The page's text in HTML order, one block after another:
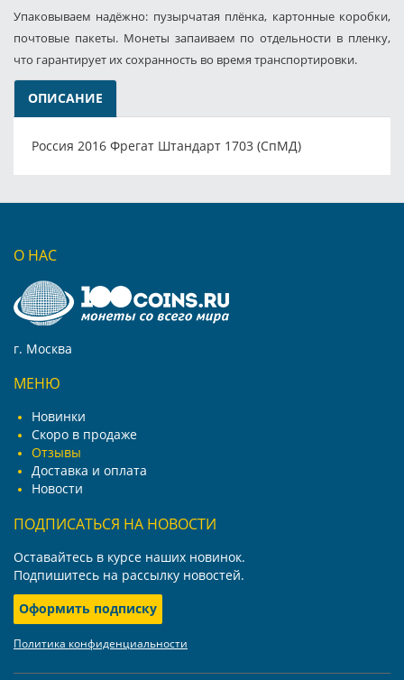
Упаковываем надёжно: пузырчатая плёнка, картонные коробки,
почтовые пакеты. Монеты запаиваем по отдельности в пленку,
что гарантирует их сохранность во время транспортировки.
ОПИСАНИЕ
Россия 2016 Фрегат Штандарт 1703 (СпМД)
О НАС
г. Москва
МЕНЮ
Новинки
Скоро в продаже
Отзывы
Доставка и оплата
Новости
ПОДПИСАТЬСЯ НА НОВОСТИ
Оставайтесь в курсе наших новинок.
Подпишитесь на рассылку новостей.
Оформить подписку
Политика конфиденциальности